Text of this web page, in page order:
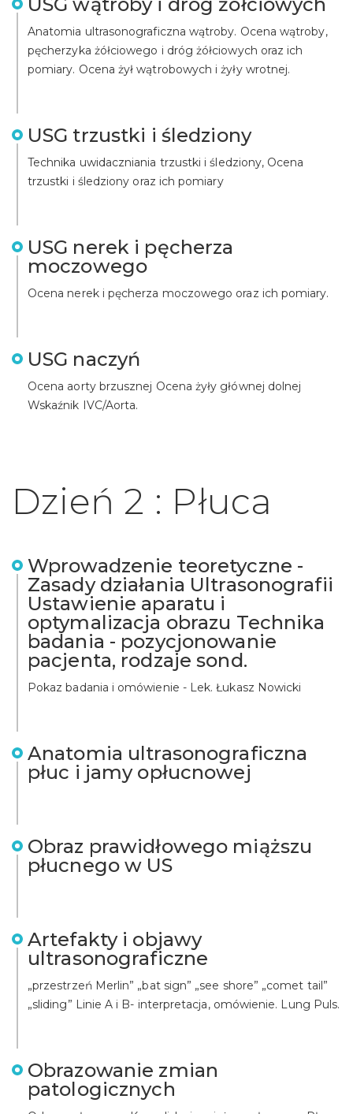
Anatomia ultrasonograficzna wątroby. Ocena wątroby,
pęcherzyka żółciowego i dróg żółciowych oraz ich
pomiary. Ocena żył wątrobowych i żyły wrotnej.
USG trzustki i śledziony
Technika uwidaczniania trzustki i śledziony, Ocena
trzustki i śledziony oraz ich pomiary
USG nerek i pęcherza
moczowego
Ocena nerek i pęcherza moczowego oraz ich pomiary.
USG naczyń
Ocena aorty brzusznej Ocena żyły głównej dolnej
Wskaźnik IVC/Aorta.
Dzień 2 : Płuca
Wprowadzenie teoretyczne -
Zasady działania Ultrasonografii
Ustawienie aparatu i
optymalizacja obrazu Technika
badania - pozycjonowanie
pacjenta, rodzaje sond.
Pokaz badania i omówienie - Lek. Łukasz Nowicki
Anatomia ultrasonograficzna
płuc i jamy opłucnowej
Obraz prawidłowego miąższu
płucnego w US
Artefakty i objawy
ultrasonograficzne
„przestrzeń Merlin” „bat sign” „see shore” „comet tail”
„sliding” Linie A i B- interpretacja, omówienie. Lung Puls.
Obrazowanie zmian
patologicznych